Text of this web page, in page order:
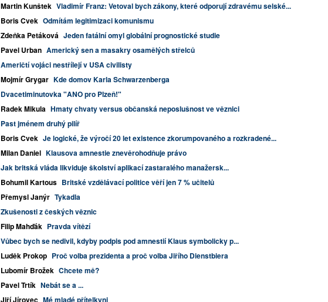
Martin Kunštek Vladimír Franz: Vetoval bych zákony, které odporují zdravému selské...
Boris Cvek Odmítám legitimizaci komunismu
Zdeňka Petáková Jeden fatální omyl globální prognostické studie
Pavel Urban Americký sen a masakry osamělých střelců
Američtí vojáci nestřílejí v USA civilisty
Mojmír Grygar Kde domov Karla Schwarzenberga
Dvacetiminutovka "ANO pro Plzeň!"
Radek Mikula Hmaty chvaty versus občanská neposlušnost ve věznici
Past jménem druhý pilíř
Boris Cvek Je logické, že výročí 20 let existence zkorumpovaného a rozkradené...
Milan Daniel Klausova amnestie znevěrohodňuje právo
Jak britská vláda likviduje školství aplikací zastaralého manažersk...
Bohumil Kartous Britské vzdělávací politice věří jen 7 % učitelů
Přemysl Janýr Tykadla
Zkušenosti z českých věznic
Filip Mahďák Pravda vítězí
Vůbec bych se nedivil, kdyby podpis pod amnestií Klaus symbolicky p...
Luděk Prokop Proč volba prezidenta a proč volba Jiřího Dienstbiera
Lubomír Brožek Chcete mě?
Pavel Trtík Nebát se a ...
Jiří Jírovec Mé mladé přítelkyni